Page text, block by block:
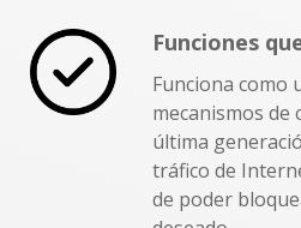
Funciones
Funciona como
mecanismos de
última
tráfico de
de poder